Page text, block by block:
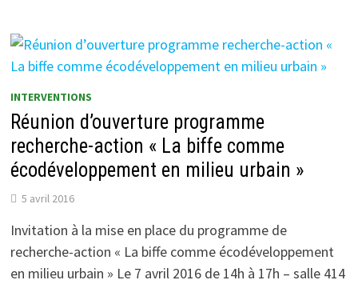
INTERVENTIONS
Réunion d’ouverture programme
recherche-action « La biffe comme
écodéveloppement en milieu urbain »
5 avril 2016
Invitation à la mise en place du programme de
recherche-action « La biffe comme écodéveloppement
en milieu urbain » Le 7 avril 2016 de 14h à 17h – salle 414